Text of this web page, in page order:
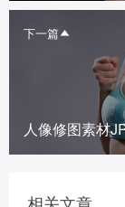
下一篇
人像修图素材